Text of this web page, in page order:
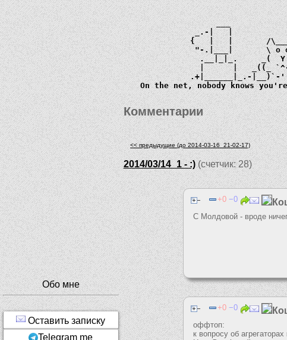
             ___
         _.-|   |
        {   |   |
         "-.|___|
\ o
          .__|_|_.
          |      |   _
        .+|______|_.-|__)
On the net, nobody knows
Комментарии
<< предыдущие (до 2014-03-16_21-02-17)
2014/03/14_1 - :)(счетчик: 28)
0 0
С Молдовой - вроде
0 0
оффтоп:
к вопросу об
Обо мне
Оставить записку
Telegram me